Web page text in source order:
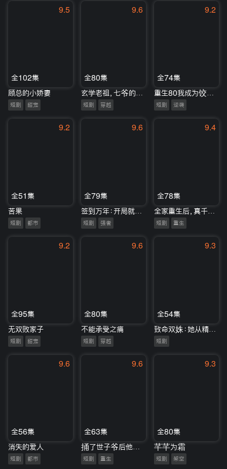
9.5
全102集
顾总的小娇妻
短剧 甜宠
9.6
全80集
玄学老祖，七爷的掌心娇
短剧 穿越
9.2
全74集
重生80我成为饺子女王
短剧 逆袭
9.2
全51集
苦果
短剧 都市
9.6
全79集
短剧 强者
9.4
全78集
短剧 重生
9.2
全95集
无双败家子
短剧 甜宠
9.6
全80集
不能承受之痛
短剧 穿越
9.3
全54集
短剧
9.6
全56集
消失的爱人
短剧 都市
9.6
全63集
捅了世子爷后他纠缠不休
短剧 重生
9.3
全80集
芊芊为霜
短剧 架空